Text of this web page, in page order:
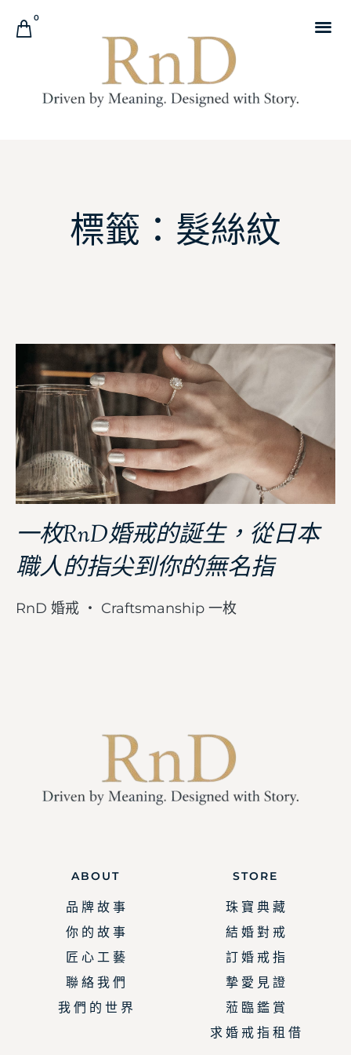
0
標籤：髮絲紋
一枚RnD婚戒的誕生，從日本
職人的指尖到你的無名指
RnD 婚戒 ・ Craftsmanship 一枚
ABOUT
品 牌 故 事
你 的 故 事
匠 心 工 藝
聯 絡 我 們
我 們 的 世 界
STORE
珠 寶 典 藏
結 婚 對 戒
訂 婚 戒 指
摯 愛 見 證
蒞 臨 鑑 賞
求 婚 戒 指 租 借